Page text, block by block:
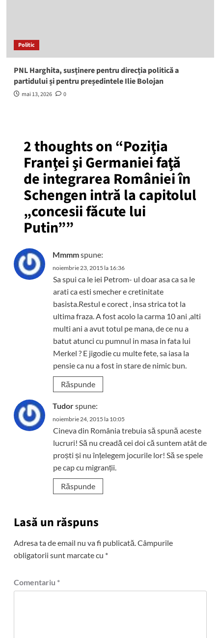
Politic
PNL Harghita, susținere pentru direcția politică a
partidului și pentru președintele Ilie Bolojan
mai 13, 2026 0
2 thoughts on “Poziţia
Franţei şi Germaniei faţă
de integrarea României în
Schengen intră la capitolul
„concesii făcute lui
Putin””
Mmmmspune:
noiembrie 23, 2015 la 16:36
Sa spui ca le iei Petrom- ul doar asa ca sa le
arati ca esti smecher e cretinitate
basista.Restul e corect , insa strica tot la
ultima fraza. A fost acolo la carma 10 ani ,alti
multi ani a avut totul pe mana, de ce nu a
batut atunci cu pumnul in masa in fata lui
Merkel ? E jigodie cu multe fete, sa iasa la
pensie ca nu a fost in stare de nimic bun.
Răspunde
Tudorspune:
noiembrie 24, 2015 la 10:05
Cineva din România trebuia să spună aceste
lucruri! Să nu creadă cei doi că suntem atât de
proști și nu înțelegem jocurile lor! Să se spele
pe cap cu migranții.
Răspunde
Lasă un răspuns
Adresa ta de email nu va fi publicată. Câmpurile
obligatorii sunt marcate cu *
Comentariu *